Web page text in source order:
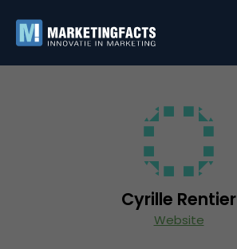
Cyrille Rentier
Website